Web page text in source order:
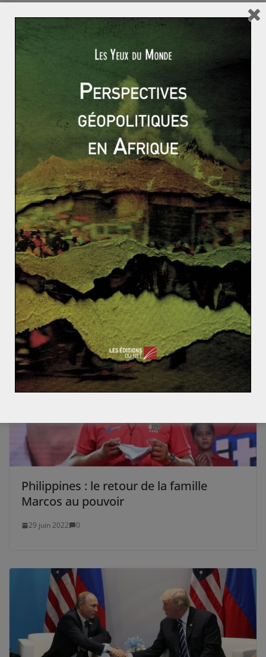
Une course à l’armement en Asie du Sud-Est ?
Al Qaeda est morte
L’accord avec l’ELN pourrait-il signer la
fin de la guérilla en Colombie ?
18 janvier 2018 0
Philippines : le retour de la famille
Marcos au pouvoir
29 juin 2022 0